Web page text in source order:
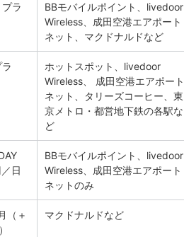
ラ
BBモバイルポイント、livedoor
Wireless、成田空港エアポート
ネット、マクドナルドなど
ホットスポット、livedoor
Wireless、 成田空港エアポート
ネット、タリーズコーヒー、東
京メトロ・都営地下鉄の各駅な
ど
日
BBモバイルポイント、livedoor
Wireless、成田空港エアポート
ネットのみ
（＋
マクドナルドなど